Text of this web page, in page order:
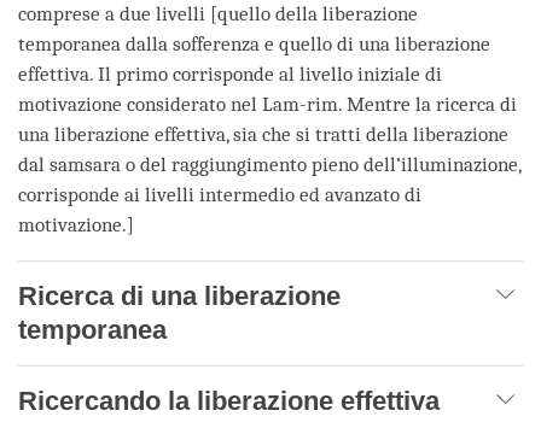
comprese a due livelli [quello della liberazione
temporanea dalla sofferenza e quello di una liberazione
effettiva. Il primo corrisponde al livello iniziale di
motivazione considerato nel Lam-rim. Mentre la ricerca di
una liberazione effettiva, sia che si tratti della liberazione
dal samsara o del raggiungimento pieno dell’illuminazione,
corrisponde ai livelli intermedio ed avanzato di
motivazione.]
Ricerca di una liberazione
temporanea
Ricercando la liberazione effettiva